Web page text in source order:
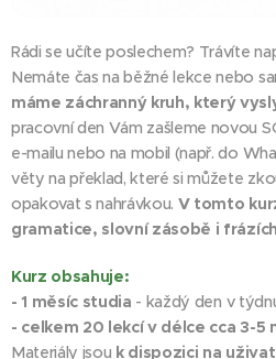
Rádi se učíte poslechem? Trávíte
Nemáte čas na běžné lekce nebo
máme záchranný kruh, který
pracovní den Vám zašleme novou
e-mailu nebo na mobil (např. do
věty na překlad, které si můžete
opakovat s nahrávkou. V tomto
gramatice, slovní zásobě i
Kurz obsahuje:
- 1 měsíc studia - každý den v
- celkem 20 lekcí v délce cca 3-5
Materiály jsou k dispozici na